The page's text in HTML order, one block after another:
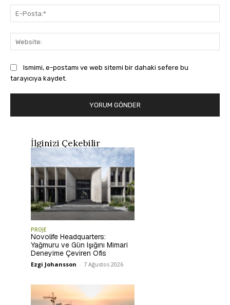
Ismimi, e-postamı ve web sitemi bir dahaki sefere bu
tarayıcıya kaydet.
İlginizi Çekebilir
PROJE
Novolife Headquarters:
Yağmuru ve Gün Işığını Mimari
Deneyime Çeviren Ofis
Ezgi Johansson - 7 Ağustos 2026